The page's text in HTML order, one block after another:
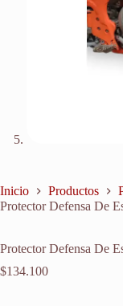
Inicio Productos
Protector Defensa De
Protector Defensa De
$134.100